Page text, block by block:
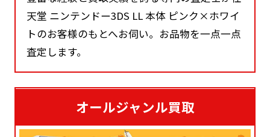
天堂 ニンテンドー3DS LL 本体 ピンク×ホワイ
トのお客様のもとへお伺い。お品物を一点一点
査定します。
オールジャンル買取